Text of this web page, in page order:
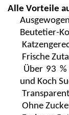
Alle Vorteile
Beutetier-
Frische
Über 93 %
und Koch
T
Ohne